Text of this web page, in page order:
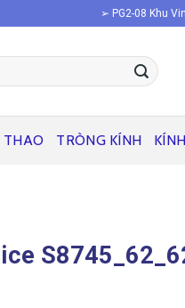
➢ PG2-08 Khu
THAO TRÒNG KÍNH